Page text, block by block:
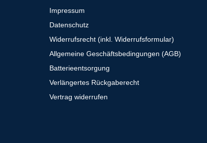
Impressum
Datenschutz
Widerrufsrecht (inkl. Widerrufsformular)
Allgemeine Geschäftsbedingungen (AGB)
Batterieentsorgung
Verlängertes Rückgaberecht
Vertrag widerrufen